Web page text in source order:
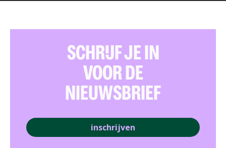
SCHRIJF JE IN
VOOR DE
NIEUWSBRIEF
inschrijven